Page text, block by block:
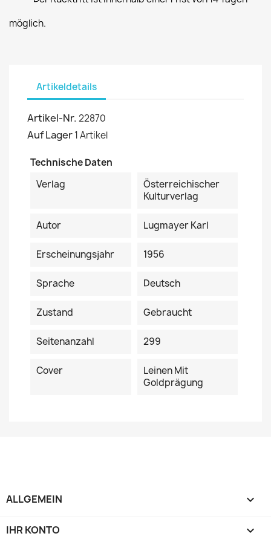
möglich.
Artikeldetails
Artikel-Nr. 22870
Auf Lager1 Artikel
Technische Daten
Verlag
Österreichischer
Kulturverlag
Autor Lugmayer Karl
Erscheinungsjahr 1956
Sprache Deutsch
Zustand Gebraucht
Seitenanzahl 299
Cover
Leinen Mit
Goldprägung
ALLGEMEIN 
IHR KONTO 